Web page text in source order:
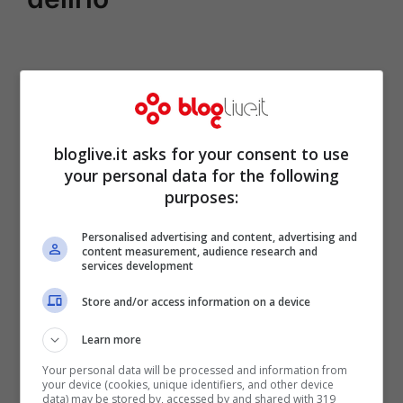
bloglive.it asks for your consent to use
your personal data for the following
purposes:
Personalised advertising and content, advertising and
content measurement, audience research and
services development
Store and/or access information on a device
Learn more
Your personal data will be processed and information from
your device (cookies, unique identifiers, and other device
data) may be stored by, accessed by and shared with 319